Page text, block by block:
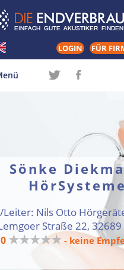
LOGIN FÜR
Sönke
HörSysteme
Leiter: Nils Otto
Straße 22, 32689
★★★★★ - keine